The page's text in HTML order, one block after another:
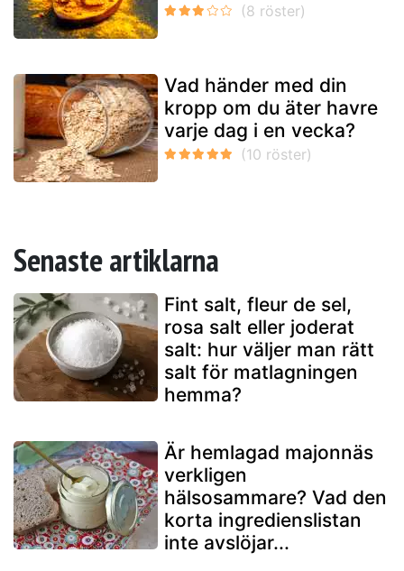
Vad händer med din
kropp om du äter havre
varje dag i en vecka?
Senaste artiklarna
Fint salt, fleur de sel,
rosa salt eller joderat
salt: hur väljer man rätt
salt för matlagningen
hemma?
Är hemlagad majonnäs
verkligen
hälsosammare? Vad den
korta ingredienslistan
inte avslöjar...